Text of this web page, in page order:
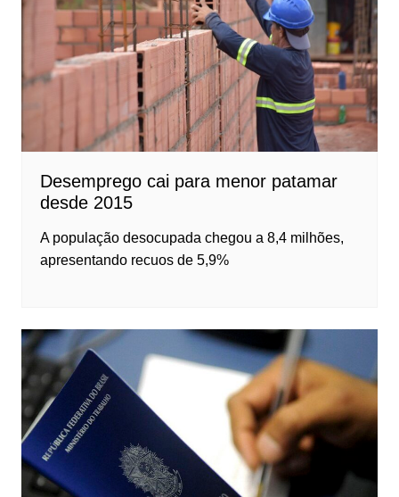
Desemprego cai para menor patamar
desde 2015
A população desocupada chegou a 8,4 milhões,
apresentando recuos de 5,9%